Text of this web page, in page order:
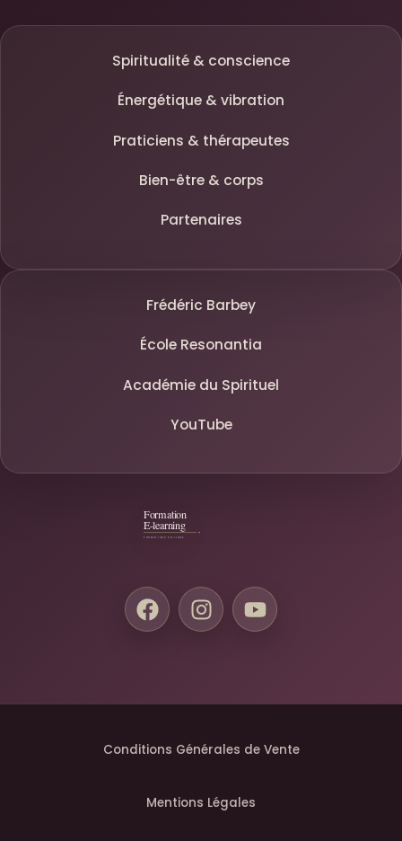
Spiritualité & conscience
Énergétique & vibration
Praticiens & thérapeutes
Bien-être & corps
Partenaires
Frédéric Barbey
École Resonantia
Académie du Spirituel
YouTube
Conditions Générales de Vente
Mentions Légales